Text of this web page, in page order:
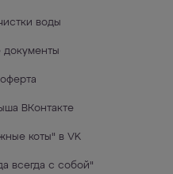
воды
документы
ВКонтакте
коты" в VK
всегда с собой"